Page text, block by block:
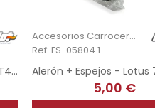
Alerón + Espejos - Brabham BT44B 1975 - C. Pace
Accesorios Carrocería
Ref: FS-05804.1
5,00 €